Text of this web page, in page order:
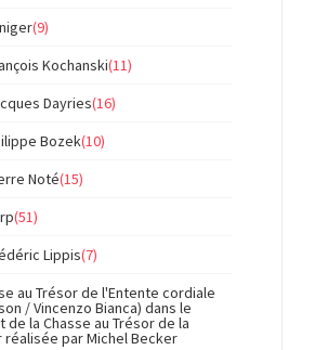
(9)
Kochanski(11)
Dayries(16)
Bozek(10)
Noté(15)
(51)
Lippis(7)
au Trésor de l'Entente cordiale
/ Vincenzo Bianca) dans le
la Chasse au Trésor de la
par Michel Becker